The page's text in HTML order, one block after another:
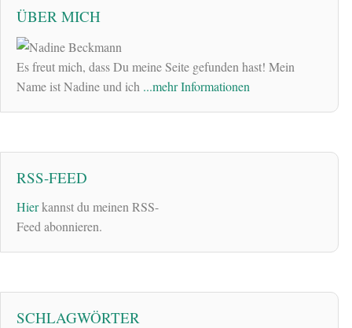
ÜBER MICH
Es freut mich, dass Du meine Seite gefunden hast! Mein
Name ist Nadine und ich ...mehr Informationen
RSS-FEED
Hierkannst du meinen RSS-
Feed abonnieren.
SCHLAGWÖRTER